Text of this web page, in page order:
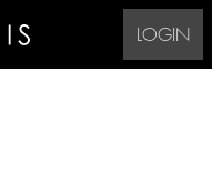
LOGIN